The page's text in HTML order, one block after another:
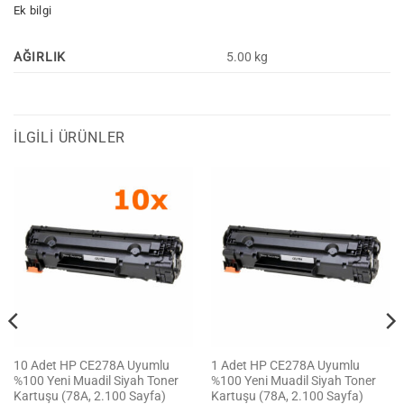
Ek bilgi
AĞIRLIK 5.00 kg
İLGILI ÜRÜNLER
10 Adet HP CE278A Uyumlu
%100 Yeni Muadil Siyah Toner
Kartuşu (78A, 2.100 Sayfa)
1 Adet HP CE278A Uyumlu
%100 Yeni Muadil Siyah Toner
Kartuşu (78A, 2.100 Sayfa)